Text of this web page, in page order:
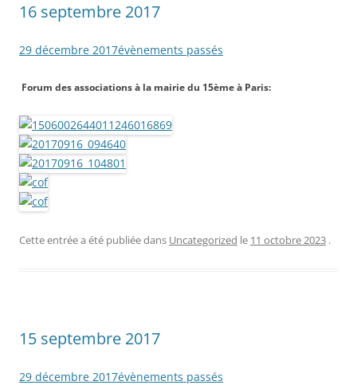
16 septembre 2017
29 décembre 2017évènements passés
Forum des associations à la mairie du 15ème à Paris:
Cette entrée a été publiée dans Uncategorized le 11 octobre 2023 .
15 septembre 2017
29 décembre 2017évènements passés